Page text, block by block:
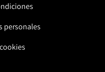
personales